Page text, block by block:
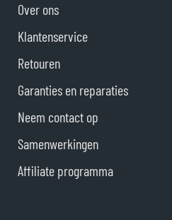
Over ons
Klantenservice
Retouren
Garanties en reparaties
Neem contact op
Samenwerkingen
Affiliate programma